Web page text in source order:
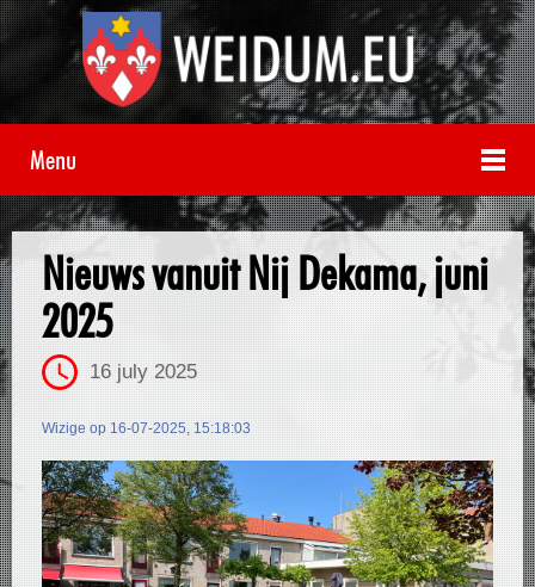
Menu
Nieuws vanuit Nij Dekama, juni
2025
16 july 2025
Wizige op 16-07-2025, 15:18:03